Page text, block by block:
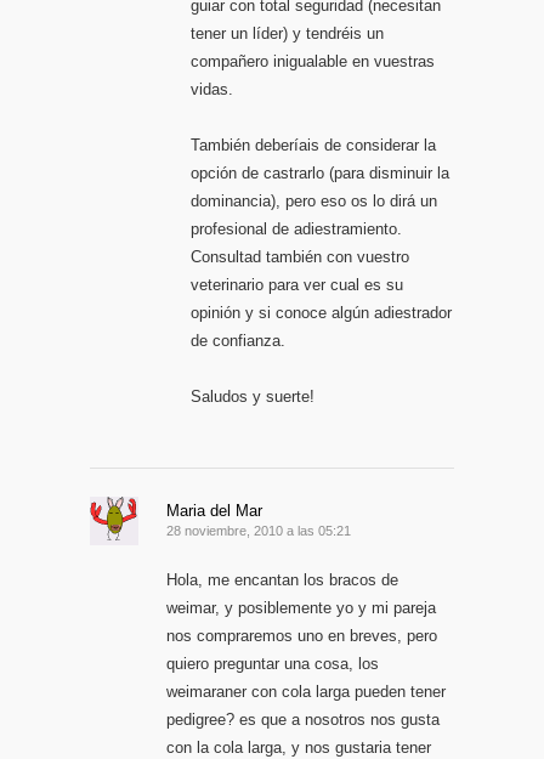
guiar con total seguridad (necesitan
tener un líder) y tendréis un
compañero inigualable en vuestras
vidas.
También deberíais de considerar la
opción de castrarlo (para disminuir la
dominancia), pero eso os lo dirá un
profesional de adiestramiento.
Consultad también con vuestro
veterinario para ver cual es su
opinión y si conoce algún adiestrador
de confianza.
Saludos y suerte!
Maria del Mar
28 noviembre, 2010 a las 05:21
Hola, me encantan los bracos de
weimar, y posiblemente yo y mi pareja
nos compraremos uno en breves, pero
quiero preguntar una cosa, los
weimaraner con cola larga pueden tener
pedigree? es que a nosotros nos gusta
con la cola larga, y nos gustaria tener